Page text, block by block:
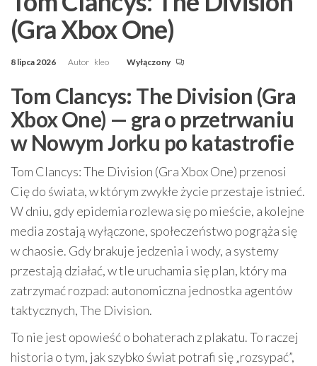
(Gra Xbox One)
8 lipca 2026 Autor kleo Wyłączony
Tom Clancys: The Division (Gra
Xbox One) — gra o przetrwaniu
w Nowym Jorku po katastrofie
Tom Clancys: The Division (Gra Xbox One) przenosi
Cię do świata, w którym zwykłe życie przestaje istnieć.
W dniu, gdy epidemia rozlewa się po mieście, a kolejne
media zostają wyłączone, społeczeństwo pogrąża się
w chaosie. Gdy brakuje jedzenia i wody, a systemy
przestają działać, w tle uruchamia się plan, który ma
zatrzymać rozpad: autonomiczna jednostka agentów
taktycznych, The Division.
To nie jest opowieść o bohaterach z plakatu. To raczej
historia o tym, jak szybko świat potrafi się „rozsypać”,